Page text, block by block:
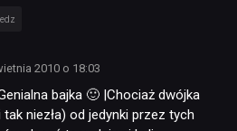
2010 o 18:03
bajka 🙂 |Chociaż dwójka
tak niezła) od jedynki przez tych